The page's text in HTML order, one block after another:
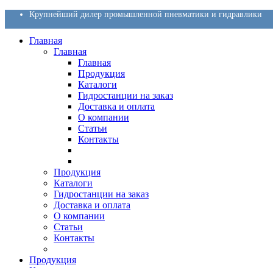
Крупнейший дилер промышленной пневматики и гидравлики
Главная
Главная
Главная
Продукция
Каталоги
Гидростанции на заказ
Доставка и оплата
О компании
Статьи
Контакты
Продукция
Каталоги
Гидростанции на заказ
Доставка и оплата
О компании
Статьи
Контакты
Продукция